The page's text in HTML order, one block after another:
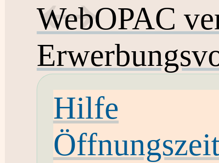
WebOPAC
Hilfe